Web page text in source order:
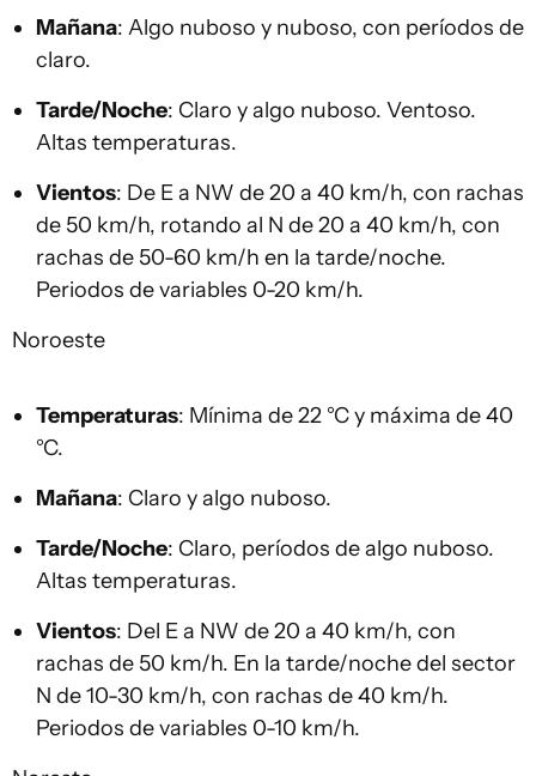
Mañana: Algo nuboso y nuboso, con períodos de
claro.
Tarde/Noche: Claro y algo nuboso. Ventoso.
Altas temperaturas.
Vientos: De E a NW de 20 a 40 km/h, con rachas
de 50 km/h, rotando al N de 20 a 40 km/h, con
rachas de 50-60 km/h en la tarde/noche.
Periodos de variables 0-20 km/h.
Noroeste
Temperaturas: Mínima de 22 °C y máxima de 40
°C.
Mañana: Claro y algo nuboso.
Tarde/Noche: Claro, períodos de algo nuboso.
Altas temperaturas.
Vientos: Del E a NW de 20 a 40 km/h, con
rachas de 50 km/h. En la tarde/noche del sector
N de 10-30 km/h, con rachas de 40 km/h.
Periodos de variables 0-10 km/h.